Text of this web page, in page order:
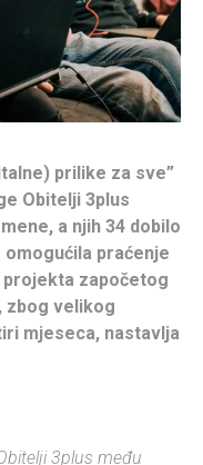
prilike za sve”
Obitelji 3plus
a njih 34 dobilo
praćenje
projekta započetog
zbog velikog
mjeseca, nastavlja
3plus među